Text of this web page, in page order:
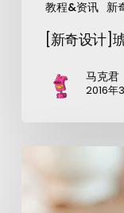
教程&资讯 新
[新奇设计]
马克君
2016年